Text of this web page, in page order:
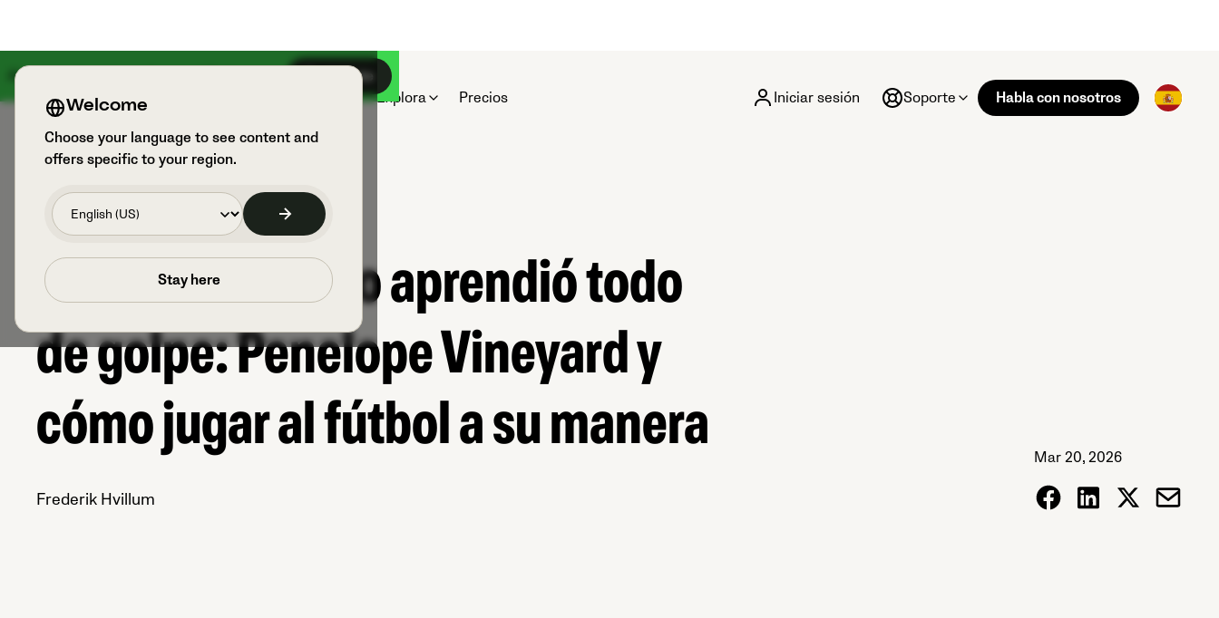
Algo grande está por llegar el 18 de agosto
Regístrate
Productos
Explora Precios Iniciar sesión Soporte Habla con nosotros
Welcome
Choose your language to see content and
offers specific to your region.
Stay here
La portera que lo aprendió todo
de golpe: Penelope Vineyard y
cómo jugar al fútbol a su manera
Frederik Hvillum
Mar 20, 2026